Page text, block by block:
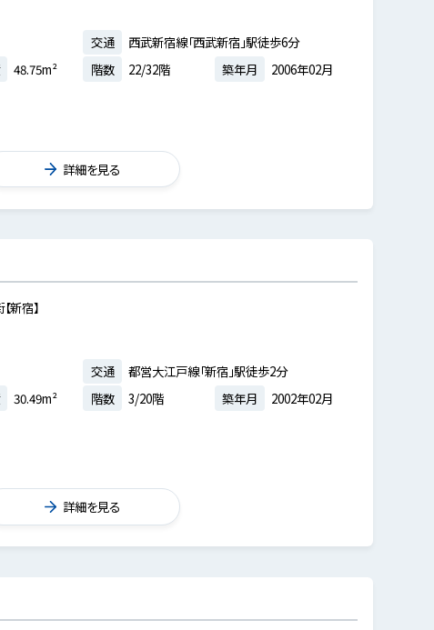
交通
西武新宿線「西武新宿」駅徒歩6分
48.75m² 階数 22/32階 築年月 2006年02月
詳細を見る
新宿】
交通
都営大江戸線「新宿」駅徒歩2分
30.49m² 階数 3/20階 築年月 2002年02月
詳細を見る